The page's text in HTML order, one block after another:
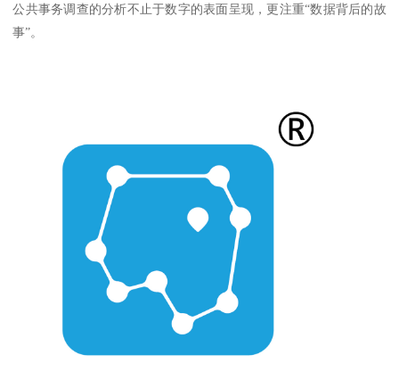
公共事务调查的分析不止于数字的表面呈现，更注重“数据背后的故
事”。